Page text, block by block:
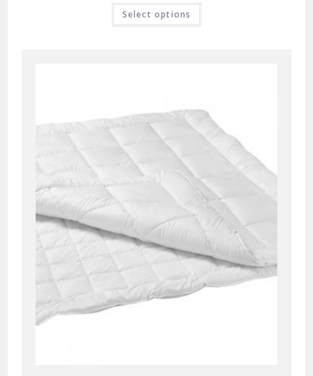
Select options